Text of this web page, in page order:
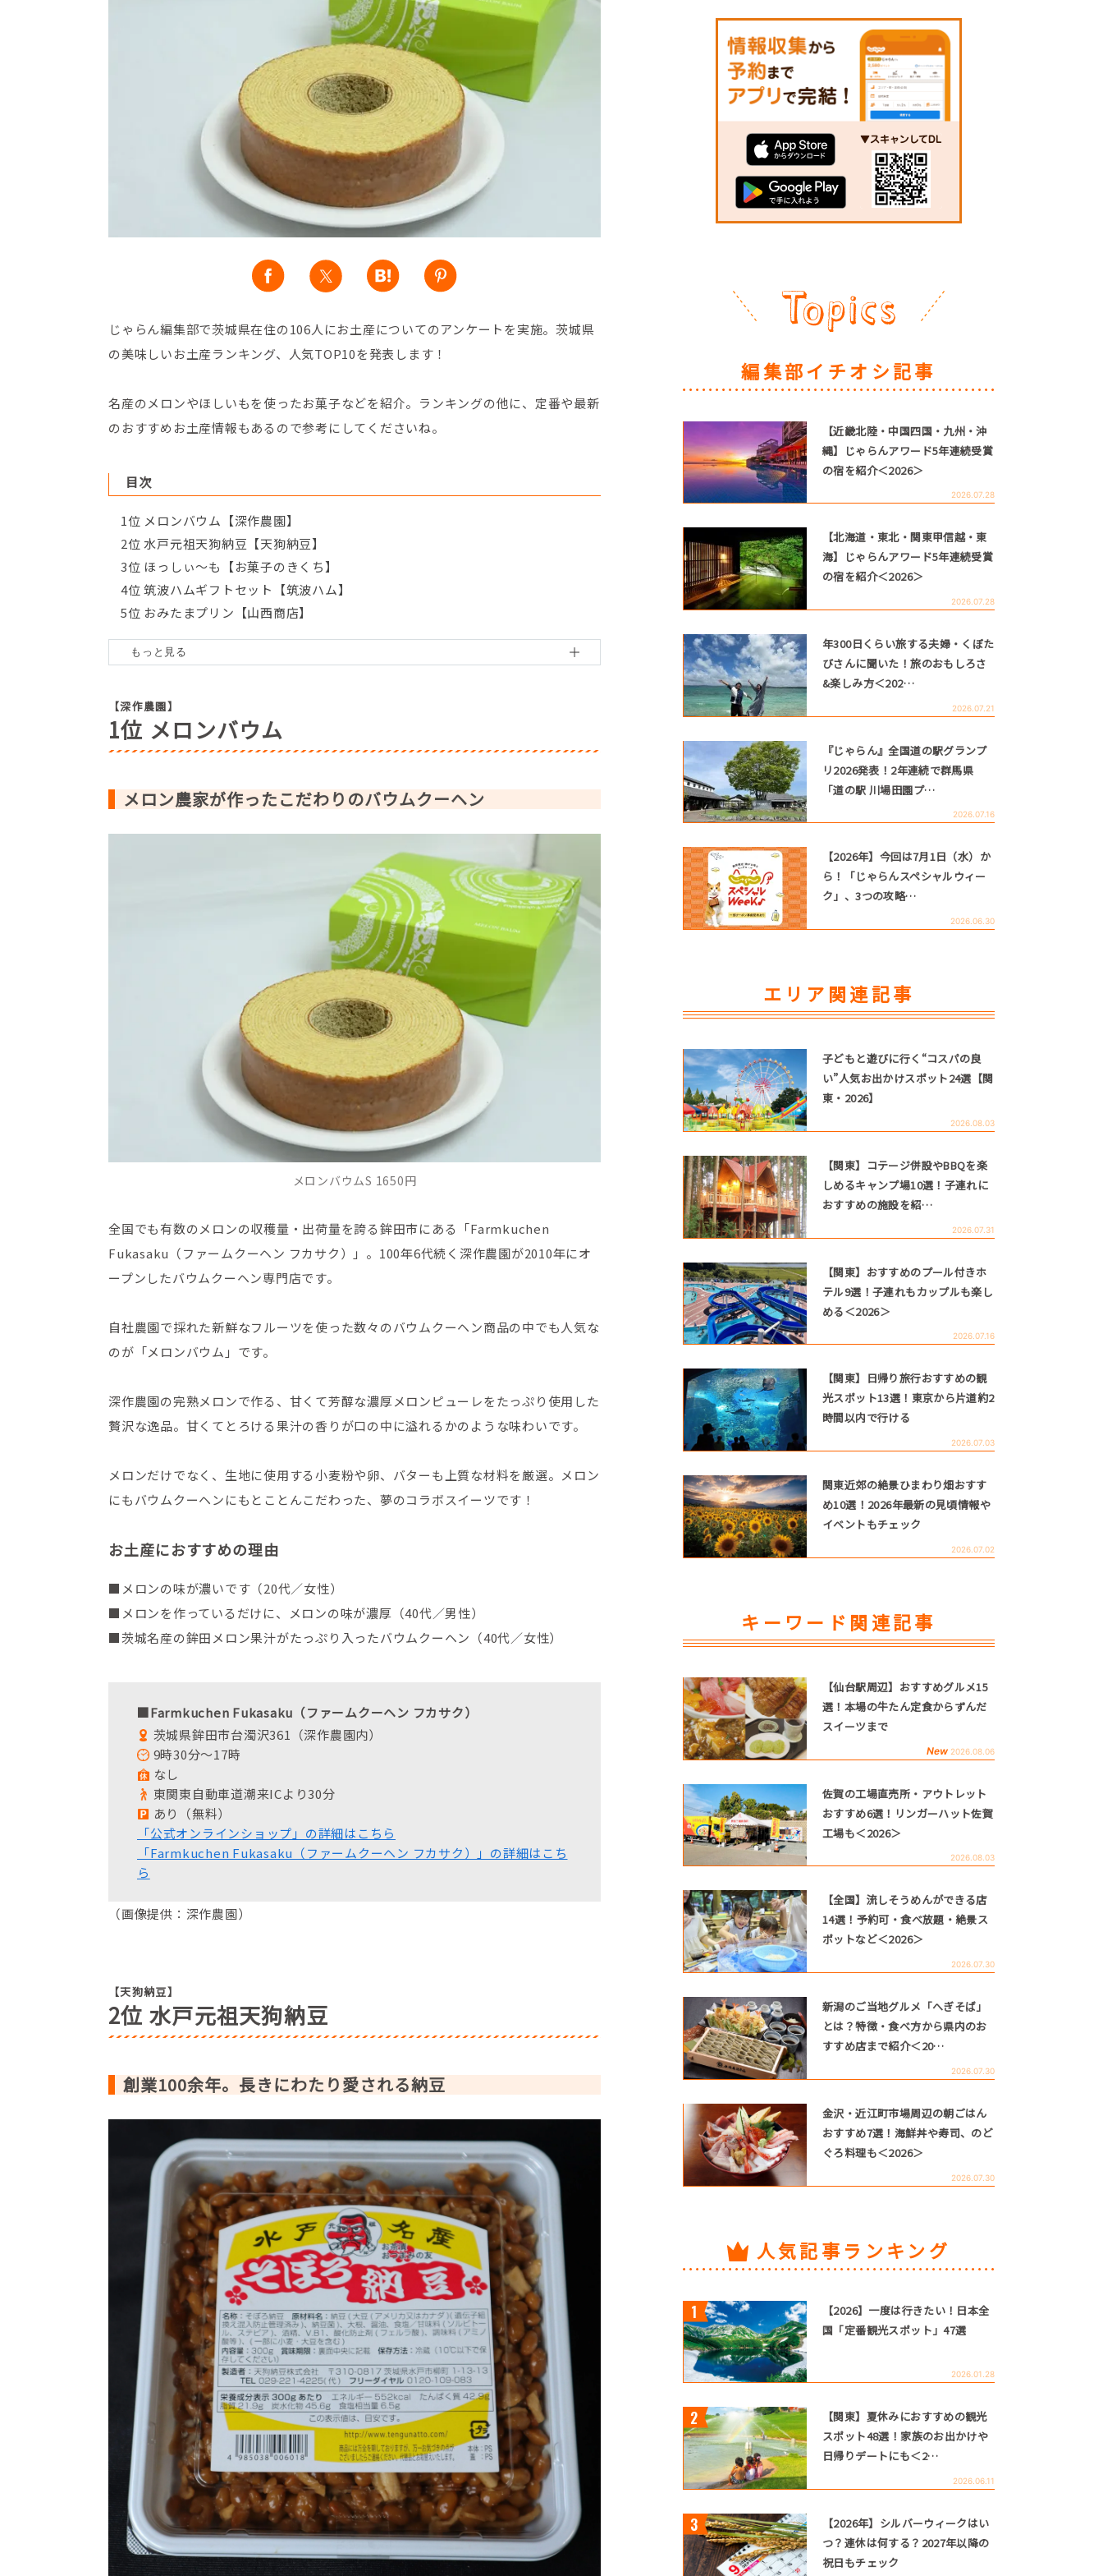
じゃらん編集部で茨城県在住の106人にお土産についてのアンケートを実施。茨城県
の美味しいお土産ランキング、人気TOP10を発表します！
名産のメロンやほしいもを使ったお菓子などを紹介。ランキングの他に、定番や最新
のおすすめお土産情報もあるので参考にしてくださいね。
目次
1位 メロンバウム【深作農園】
2位 水戸元祖天狗納豆【天狗納豆】
3位 ほっしぃ～も【お菓子のきくち】
4位 筑波ハムギフトセット【筑波ハム】
5位 おみたまプリン【山西商店】
6位 べっ甲ほしいも【幸田商店】
7位 はんじゅくちーず【コート・ダジュール】
9位 イチゴダッペ【那珂湊菓子商工組合】
10位 館最中【館最中本舗 湖月庵】
●編集部おすすめお土産情報
・硬派なほしいも ぷれすた【圷ほしいも直売所】
【深作農園】
1位 メロンバウム
メロン農家が作ったこだわりのバウムクーヘン
メロンバウムS 1650円
全国でも有数のメロンの収穫量・出荷量を誇る鉾田市にある「Farmkuchen
Fukasaku（ファームクーヘン フカサク）」。100年6代続く深作農園が2010年にオ
ープンしたバウムクーヘン専門店です。
自社農園で採れた新鮮なフルーツを使った数々のバウムクーヘン商品の中でも人気な
のが「メロンバウム」です。
深作農園の完熟メロンで作る、甘くて芳醇な濃厚メロンピューレをたっぷり使用した
贅沢な逸品。甘くてとろける果汁の香りが口の中に溢れるかのような味わいです。
メロンだけでなく、生地に使用する小麦粉や卵、バターも上質な材料を厳選。メロン
にもバウムクーヘンにもとことんこだわった、夢のコラボスイーツです！
お土産におすすめの理由
■メロンの味が濃いです（20代／女性）
■メロンを作っているだけに、メロンの味が濃厚（40代／男性）
■茨城名産の鉾田メロン果汁がたっぷり入ったバウムクーヘン（40代／女性）
■Farmkuchen Fukasaku（ファームクーヘン フカサク）
茨城県鉾田市台濁沢361（深作農園内）
9時30分～17時
なし
東関東自動車道潮来ICより30分
あり（無料）
「公式オンラインショップ」の詳細はこちら
「Farmkuchen Fukasaku（ファームクーヘン フカサク）」の詳細はこち
ら
（画像提供：深作農園）
【天狗納豆】
2位 水戸元祖天狗納豆
創業100余年。長きにわたり愛される納豆
編集部イチオシ記事
【近畿北陸・中国四国・九州・沖
縄】じゃらんアワード5年連続受賞
の宿を紹介＜2026＞
2026.07.28
【北海道・東北・関東甲信越・東
海】じゃらんアワード5年連続受賞
の宿を紹介＜2026＞
2026.07.28
年300日くらい旅する夫婦・くぼた
びさんに聞いた！旅のおもしろさ
&楽しみ方＜202…
2026.07.21
『じゃらん』全国道の駅グランプ
リ2026発表！2年連続で群馬県
「道の駅 川場田園プ…
2026.07.16
【2026年】今回は7月1日（水）か
ら！「じゃらんスペシャルウィー
ク」、3つの攻略…
2026.06.30
エリア関連記事
子どもと遊びに行く“コスパの良
い”人気お出かけスポット24選【関
東・2026】
2026.08.03
【関東】コテージ併設やBBQを楽
しめるキャンプ場10選！子連れに
おすすめの施設を紹…
2026.07.31
【関東】おすすめのプール付きホ
テル9選！子連れもカップルも楽し
める＜2026＞
2026.07.16
【関東】日帰り旅行おすすめの観
光スポット13選！東京から片道約2
時間以内で行ける
2026.07.03
関東近郊の絶景ひまわり畑おすす
め10選！2026年最新の見頃情報や
イベントもチェック
2026.07.02
キーワード関連記事
【仙台駅周辺】おすすめグルメ15
選！本場の牛たん定食からずんだ
スイーツまで
New 2026.08.06
佐賀の工場直売所・アウトレット
おすすめ6選！リンガーハット佐賀
工場も＜2026＞
2026.08.03
【全国】流しそうめんができる店
14選！予約可・食べ放題・絶景ス
ポットなど＜2026＞
2026.07.30
新潟のご当地グルメ「へぎそば」
とは？特徴・食べ方から県内のお
すすめ店まで紹介＜20…
2026.07.30
金沢・近江町市場周辺の朝ごはん
おすすめ7選！海鮮丼や寿司、のど
ぐろ料理も＜2026＞
2026.07.30
人気記事ランキング
【2026】一度は行きたい！日本全
国「定番観光スポット」47選
2026.01.28
【関東】夏休みにおすすめの観光
スポット48選！家族のお出かけや
日帰りデートにも＜2…
2026.06.11
【2026年】シルバーウィークはい
つ？連休は何する？2027年以降の
祝日もチェック